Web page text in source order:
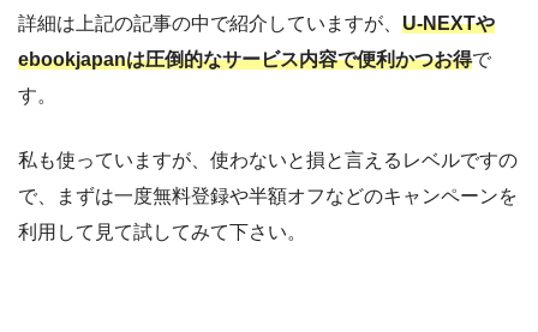
詳細は上記の記事の中で紹介していますが、 U-NEXTや
ebookjapanは圧倒的なサービス内容で便利かつお得で
す。
私も使っていますが、使わないと損と言えるレベルですの
で、まずは一度無料登録や半額オフなどのキャンペーンを
利用して見て試してみて下さい。